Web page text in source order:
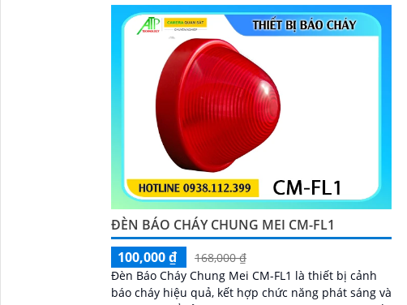
ĐÈN BÁO CHÁY CHUNG MEI CM-FL1
100,000 ₫
168,000 ₫
Đèn Báo Cháy Chung Mei CM-FL1 là thiết bị cảnh
báo cháy hiệu quả, kết hợp chức năng phát sáng và